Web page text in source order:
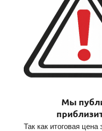
Мы
Так как итоговая